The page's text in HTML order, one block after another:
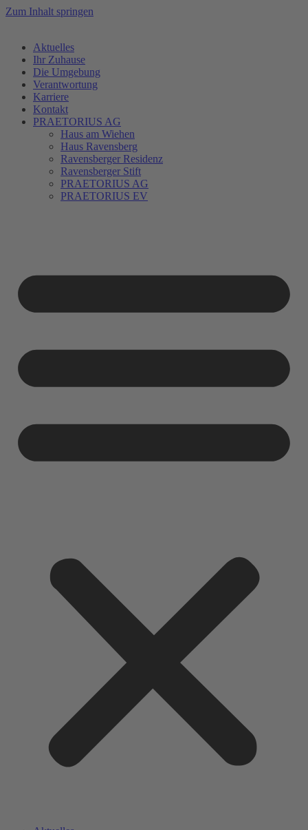
Zum Inhalt springen
Aktuelles
Ihr Zuhause
Die Umgebung
Verantwortung
Karriere
Kontakt
PRAETORIUS AG
Haus am Wiehen
Haus Ravensberg
Ravensberger Residenz
Ravensberger Stift
PRAETORIUS AG
PRAETORIUS EV